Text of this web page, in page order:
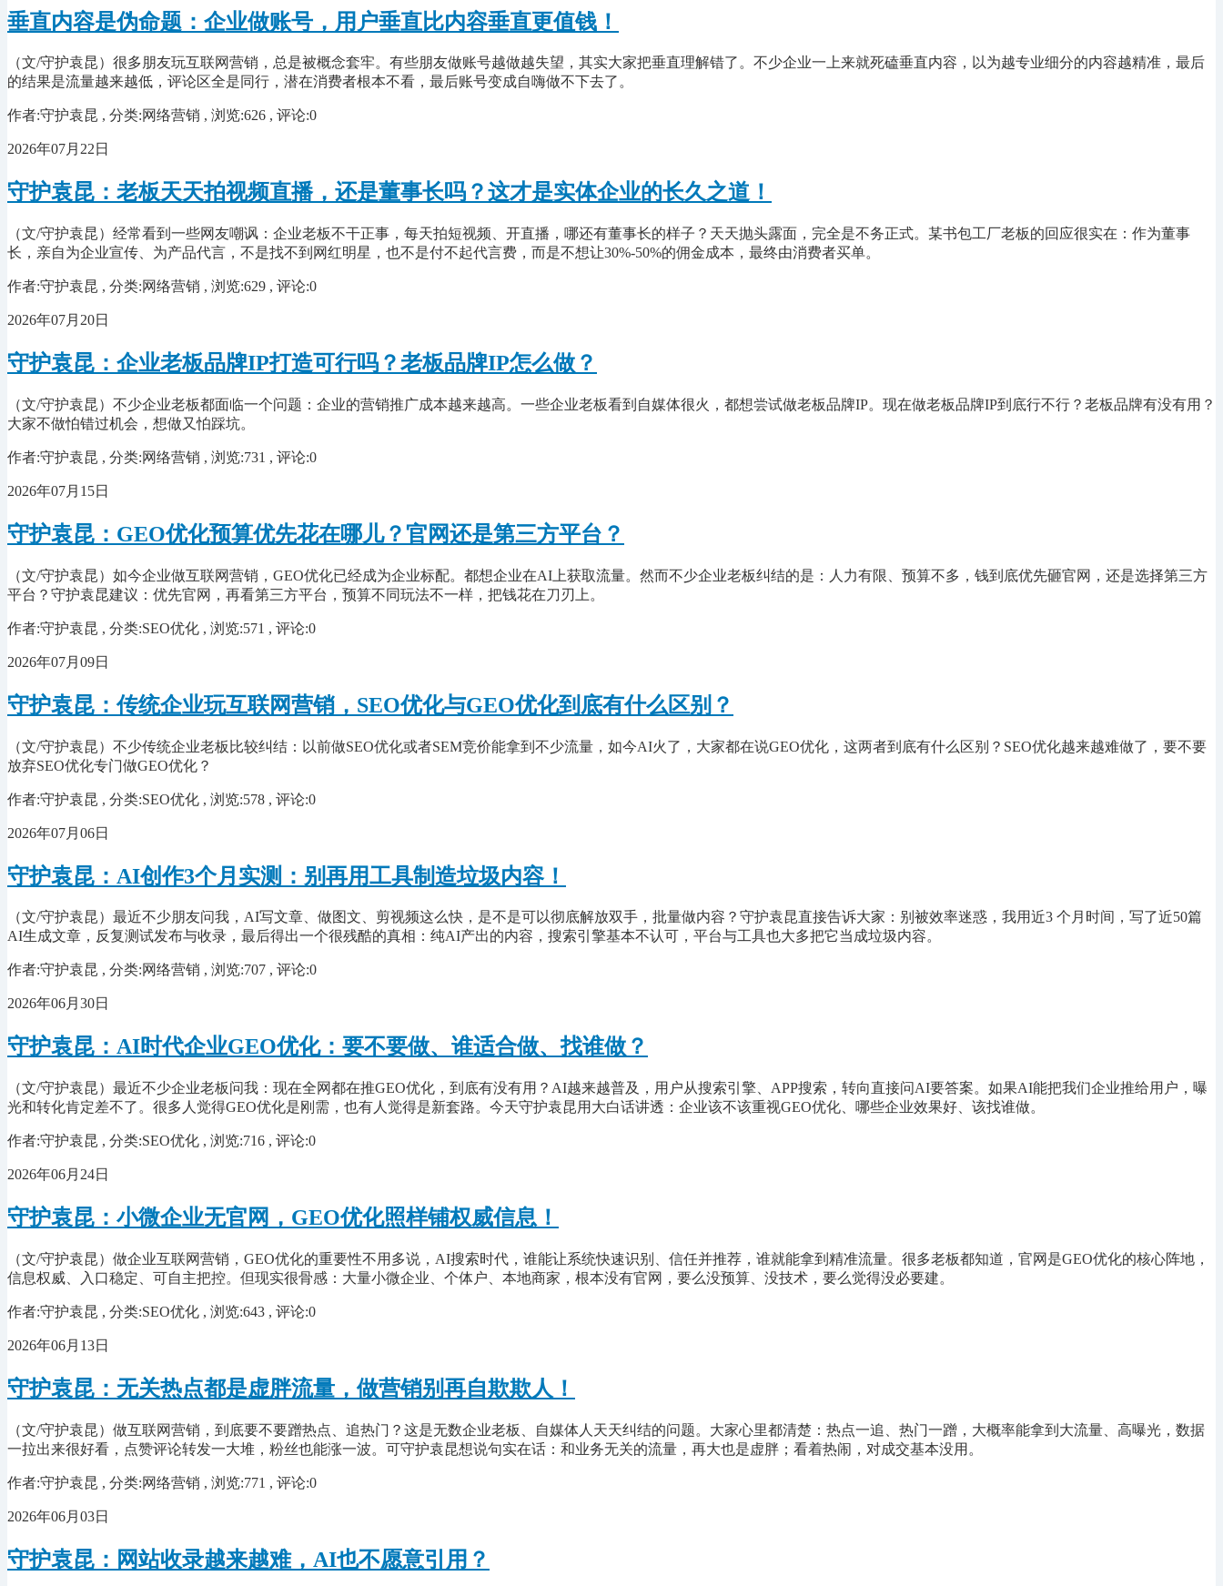
垂直内容是伪命题：企业做账号，用户垂直比内容垂直更值钱！
（文/守护袁昆）很多朋友玩互联网营销，总是被概念套牢。有些朋友做账号越做越失望，其实大家把垂直理解错了。不少企业一上来就死磕垂直内容，以为越专业细分的内容越精准，最后
的结果是流量越来越低，评论区全是同行，潜在消费者根本不看，最后账号变成自嗨做不下去了。
作者:守护袁昆 , 分类:网络营销 , 浏览:626 , 评论:0
2026年07月22日
守护袁昆：老板天天拍视频直播，还是董事长吗？这才是实体企业的长久之道！
（文/守护袁昆）经常看到一些网友嘲讽：企业老板不干正事，每天拍短视频、开直播，哪还有董事长的样子？天天抛头露面，完全是不务正式。某书包工厂老板的回应很实在：作为董事
长，亲自为企业宣传、为产品代言，不是找不到网红明星，也不是付不起代言费，而是不想让30%-50%的佣金成本，最终由消费者买单。
作者:守护袁昆 , 分类:网络营销 , 浏览:629 , 评论:0
2026年07月20日
守护袁昆：企业老板品牌IP打造可行吗？老板品牌IP怎么做？
（文/守护袁昆）不少企业老板都面临一个问题：企业的营销推广成本越来越高。一些企业老板看到自媒体很火，都想尝试做老板品牌IP。现在做老板品牌IP到底行不行？老板品牌有没有用？
大家不做怕错过机会，想做又怕踩坑。
作者:守护袁昆 , 分类:网络营销 , 浏览:731 , 评论:0
2026年07月15日
守护袁昆：GEO优化预算优先花在哪儿？官网还是第三方平台？
（文/守护袁昆）如今企业做互联网营销，GEO优化已经成为企业标配。都想企业在AI上获取流量。然而不少企业老板纠结的是：人力有限、预算不多，钱到底优先砸官网，还是选择第三方
平台？守护袁昆建议：优先官网，再看第三方平台，预算不同玩法不一样，把钱花在刀刃上。
作者:守护袁昆 , 分类:SEO优化 , 浏览:571 , 评论:0
2026年07月09日
守护袁昆：传统企业玩互联网营销，SEO优化与GEO优化到底有什么区别？
（文/守护袁昆）不少传统企业老板比较纠结：以前做SEO优化或者SEM竞价能拿到不少流量，如今AI火了，大家都在说GEO优化，这两者到底有什么区别？SEO优化越来越难做了，要不要
放弃SEO优化专门做GEO优化？
作者:守护袁昆 , 分类:SEO优化 , 浏览:578 , 评论:0
2026年07月06日
守护袁昆：AI创作3个月实测：别再用工具制造垃圾内容！
（文/守护袁昆）最近不少朋友问我，AI写文章、做图文、剪视频这么快，是不是可以彻底解放双手，批量做内容？守护袁昆直接告诉大家：别被效率迷惑，我用近3 个月时间，写了近50篇
AI生成文章，反复测试发布与收录，最后得出一个很残酷的真相：纯AI产出的内容，搜索引擎基本不认可，平台与工具也大多把它当成垃圾内容。
作者:守护袁昆 , 分类:网络营销 , 浏览:707 , 评论:0
2026年06月30日
守护袁昆：AI时代企业GEO优化：要不要做、谁适合做、找谁做？
（文/守护袁昆）最近不少企业老板问我：现在全网都在推GEO优化，到底有没有用？AI越来越普及，用户从搜索引擎、APP搜索，转向直接问AI要答案。如果AI能把我们企业推给用户，曝
光和转化肯定差不了。很多人觉得GEO优化是刚需，也有人觉得是新套路。今天守护袁昆用大白话讲透：企业该不该重视GEO优化、哪些企业效果好、该找谁做。
作者:守护袁昆 , 分类:SEO优化 , 浏览:716 , 评论:0
2026年06月24日
守护袁昆：小微企业无官网，GEO优化照样铺权威信息！
（文/守护袁昆）做企业互联网营销，GEO优化的重要性不用多说，AI搜索时代，谁能让系统快速识别、信任并推荐，谁就能拿到精准流量。很多老板都知道，官网是GEO优化的核心阵地，
信息权威、入口稳定、可自主把控。但现实很骨感：大量小微企业、个体户、本地商家，根本没有官网，要么没预算、没技术，要么觉得没必要建。
作者:守护袁昆 , 分类:SEO优化 , 浏览:643 , 评论:0
2026年06月13日
守护袁昆：无关热点都是虚胖流量，做营销别再自欺欺人！
（文/守护袁昆）做互联网营销，到底要不要蹭热点、追热门？这是无数企业老板、自媒体人天天纠结的问题。大家心里都清楚：热点一追、热门一蹭，大概率能拿到大流量、高曝光，数据
一拉出来很好看，点赞评论转发一大堆，粉丝也能涨一波。可守护袁昆想说句实在话：和业务无关的流量，再大也是虚胖；看着热闹，对成交基本没用。
作者:守护袁昆 , 分类:网络营销 , 浏览:771 , 评论:0
2026年06月03日
守护袁昆：网站收录越来越难，AI也不愿意引用？